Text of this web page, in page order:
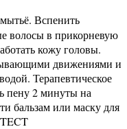
Вспенить
волосы в прикорневую
кожу головы.
движениями и
Терапевтическое
пену 2 минуты на
бальзам или маску для